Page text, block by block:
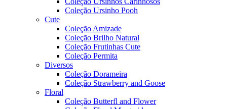
Coleção Ursinho Pooh
Cute
Coleção Amizade
Coleção Brilho Natural
Coleção Frutinhas Cute
Coleção Permita
Diversos
Coleção Dorameira
Coleção Strawberry and Goose
Floral
Coleção Butterfl and Flower